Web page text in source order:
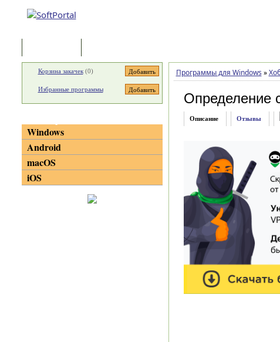
Программы для Windows »
Определение
Описание Отзывы
Корзина закачек(0)
Избранные программы
Windows
Android
macOS
iOS